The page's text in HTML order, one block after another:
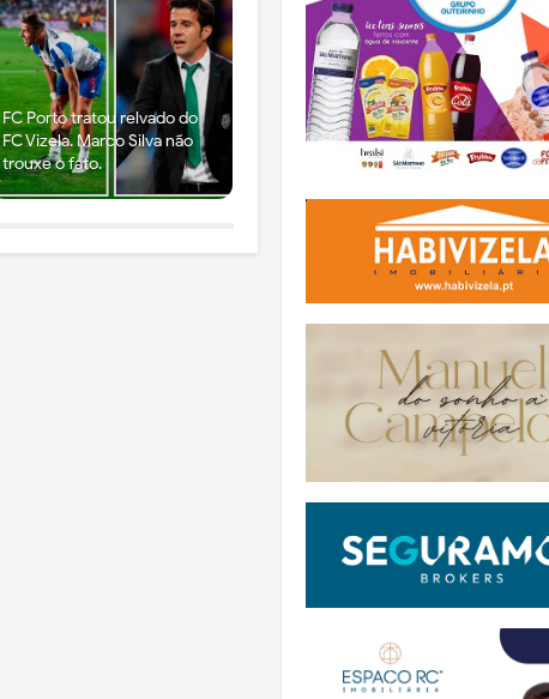
FC Porto tratou relvado do
FC Vizela. Marco Silva não
trouxe o fato.